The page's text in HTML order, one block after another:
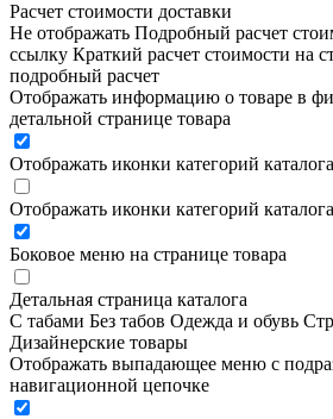
Расчет стоимости доставки
Не отображать Подробный расчет
ссылку Краткий расчет стоимости на
подробный расчет
Отображать информацию о товаре в
детальной странице товара
Отображать иконки категорий
Отображать иконки категорий
Боковое меню на странице товара
Детальная страница каталога
С табами Без табов Одежда и обувь
Дизайнерские товары
Отображать выпадающее меню с
навигационной цепочке